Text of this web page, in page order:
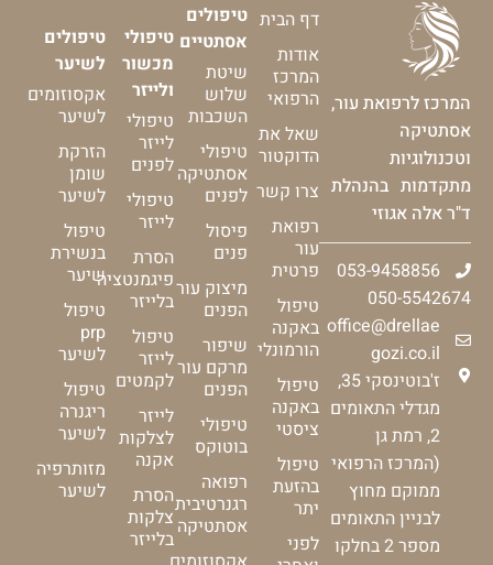
המרכז לרפואת עור,
אסתטיקה
וטכנולוגיות
מתקדמות בהנהלת
ד"ר אלה אגוזי
053-9458856
050-5542674
office@drellae
gozi.co.il
ז'בוטינסקי 35,
מגדלי התאומים
2, רמת גן
(המרכז הרפואי
ממוקם מחוץ
לבניין התאומים
מספר 2 בחלקו
דף הבית
אודות
המרכז
הרפואי
שאל את
הדוקטור
צרו קשר
רפואת
עור
פרטית
טיפול
באקנה
הורמונלי
טיפול
באקנה
ציסטי
טיפול
בהזעת
יתר
לפני
טיפולים
אסתטיים
שיטת
שלוש
השכבות
טיפולי
אסתטיקה
לפנים
פיסול
פנים
מיצוק עור
הפנים
שיפור
מרקם עור
הפנים
טיפולי
בוטוקס
רפואה
רגנרטיבית
אסתטיקה
טיפולי
מכשור
ולייזר
טיפולי
לייזר
לפנים
טיפולי
לייזר
הסרת
פיגמנטציה
בלייזר
טיפול
לייזר
לקמטים
לייזר
לצלקות
אקנה
הסרת
צלקות
בלייזר
טיפולים
לשיער
אקסוזומים
לשיער
הזרקת
שומן
לשיער
טיפול
בנשירת
שיער
טיפול
prp
לשיער
טיפול
ריגנרה
לשיער
מזותרפיה
לשיער